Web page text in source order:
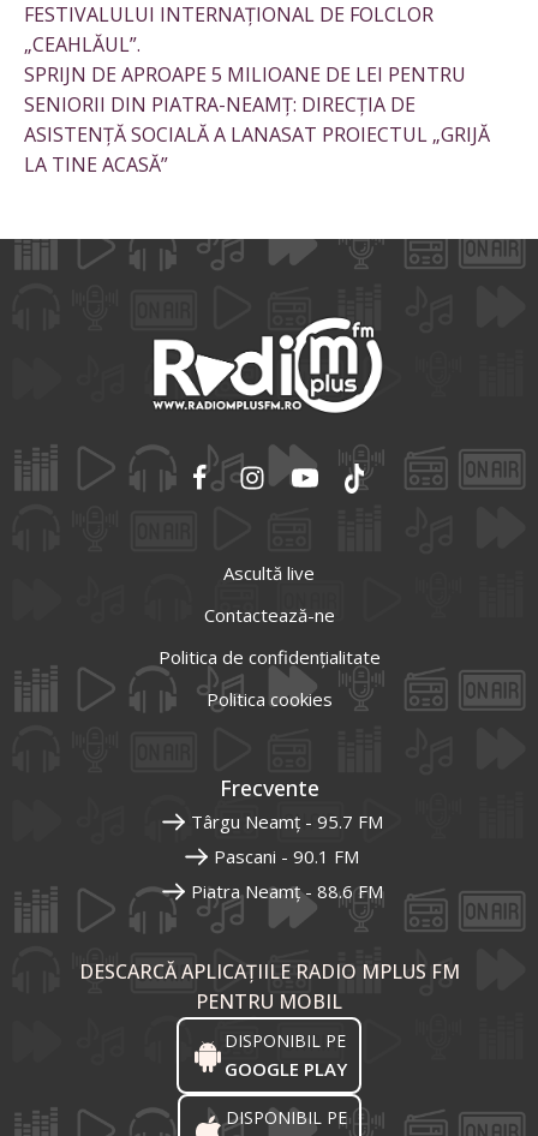
FESTIVALULUI INTERNAȚIONAL DE FOLCLOR
„CEAHLĂUL”.
SPRIJN DE APROAPE 5 MILIOANE DE LEI PENTRU
SENIORII DIN PIATRA-NEAMȚ: DIRECȚIA DE
ASISTENȚĂ SOCIALĂ A LANASAT PROIECTUL „GRIJĂ
LA TINE ACASĂ”
Ascultă live
Contactează-ne
Politica de confidențialitate
Politica cookies
Frecvente
Târgu Neamț - 95.7 FM
Pascani - 90.1 FM
Piatra Neamț - 88.6 FM
DESCARCĂ APLICAȚIILE RADIO MPLUS FM
PENTRU MOBIL
DISPONIBIL PE
GOOGLE PLAY
DISPONIBIL PE